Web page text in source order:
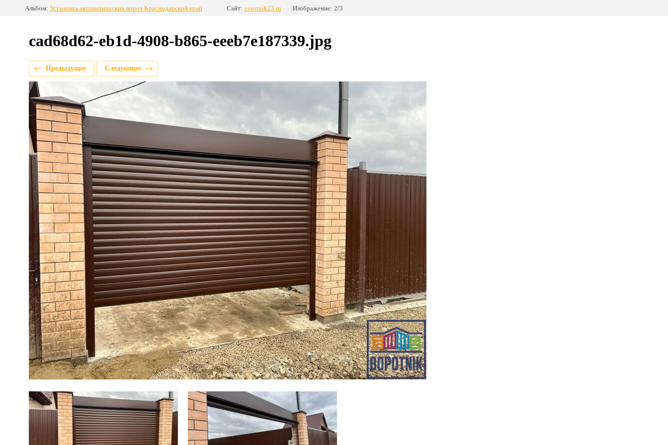
Альбом: Установка автоматических ворот Краснодарский край Сайт: vorotnik23.ru Изображение: 2/3
cad68d62-eb1d-4908-b865-eeeb7e187339.jpg
Предыдущее Следующее